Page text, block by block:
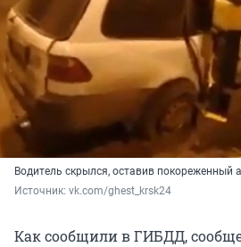
Водитель скрылся, оставив покореженный
Источник: vk.com/ghest_krsk24
Как сообщили в ГИБДД,